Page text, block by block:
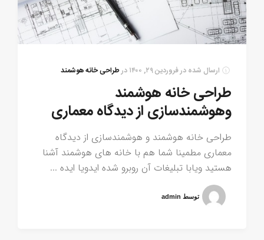
ارسال شده درفروردین ۲۹, ۱۴۰۰ درطراحی خانه هوشمند
طراحی خانه هوشمند
وهوشمندسازی از دیدگاه معماری
طراحی خانه هوشمند و هوشمندسازی از دیدگاه
معماری مطمینا شما هم با خانه های هوشمند آشنا
هستید ویابا تبلیغات آن روبرو شده ایدویا ایده ...
توسط admin